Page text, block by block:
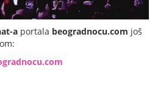
a portala beogradnocu.com još